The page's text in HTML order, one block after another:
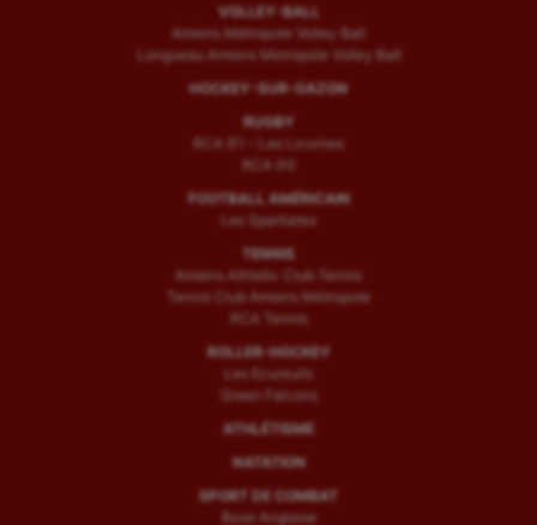
VOLLEY-BALL
Amiens Métropole Volley Ball
Longueau Amiens Metropole Volley Ball
HOCKEY-SUR-GAZON
RUGBY
RCA (F) – Les Licornes
RCA (H)
FOOTBALL AMÉRICAIN
Les Spartiates
TENNIS
Amiens Athletic Club Tennis
Tennis Club Amiens Métropole
RCA Tennis
ROLLER-HOCKEY
Les Ecureuils
Green Falcons
ATHLÉTISME
NATATION
SPORT DE COMBAT
Boxe Anglaise